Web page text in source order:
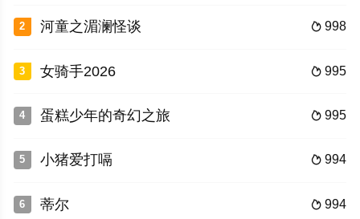
2  998
河童之湄澜怪谈
3  995
女骑手2026
4  995
蛋糕少年的奇幻之旅
5  994
小猪爱打嗝
6  994
蒂尔